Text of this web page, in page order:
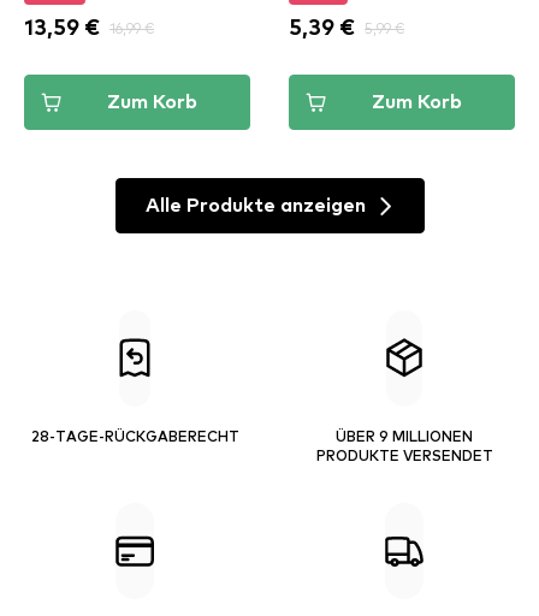
13,59 € 16,99 €
Zum Korb
5,39 € 5,99 €
Zum Korb
Alle Produkte anzeigen
28-TAGE-RÜCKGABERECHT
ÜBER 9 MILLIONEN
PRODUKTE VERSENDET